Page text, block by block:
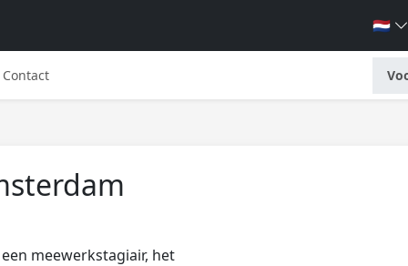
🇳🇱
Contact
meewerkstagiair, het